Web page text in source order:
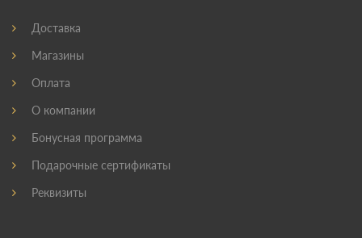
Доставка
Магазины
Оплата
О компании
Бонусная программа
Подарочные сертификаты
Реквизиты